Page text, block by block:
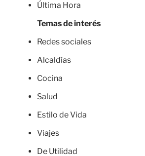
Última Hora
Temas de interés
Redes sociales
Alcaldías
Cocina
Salud
Estilo de Vida
Viajes
De Utilidad